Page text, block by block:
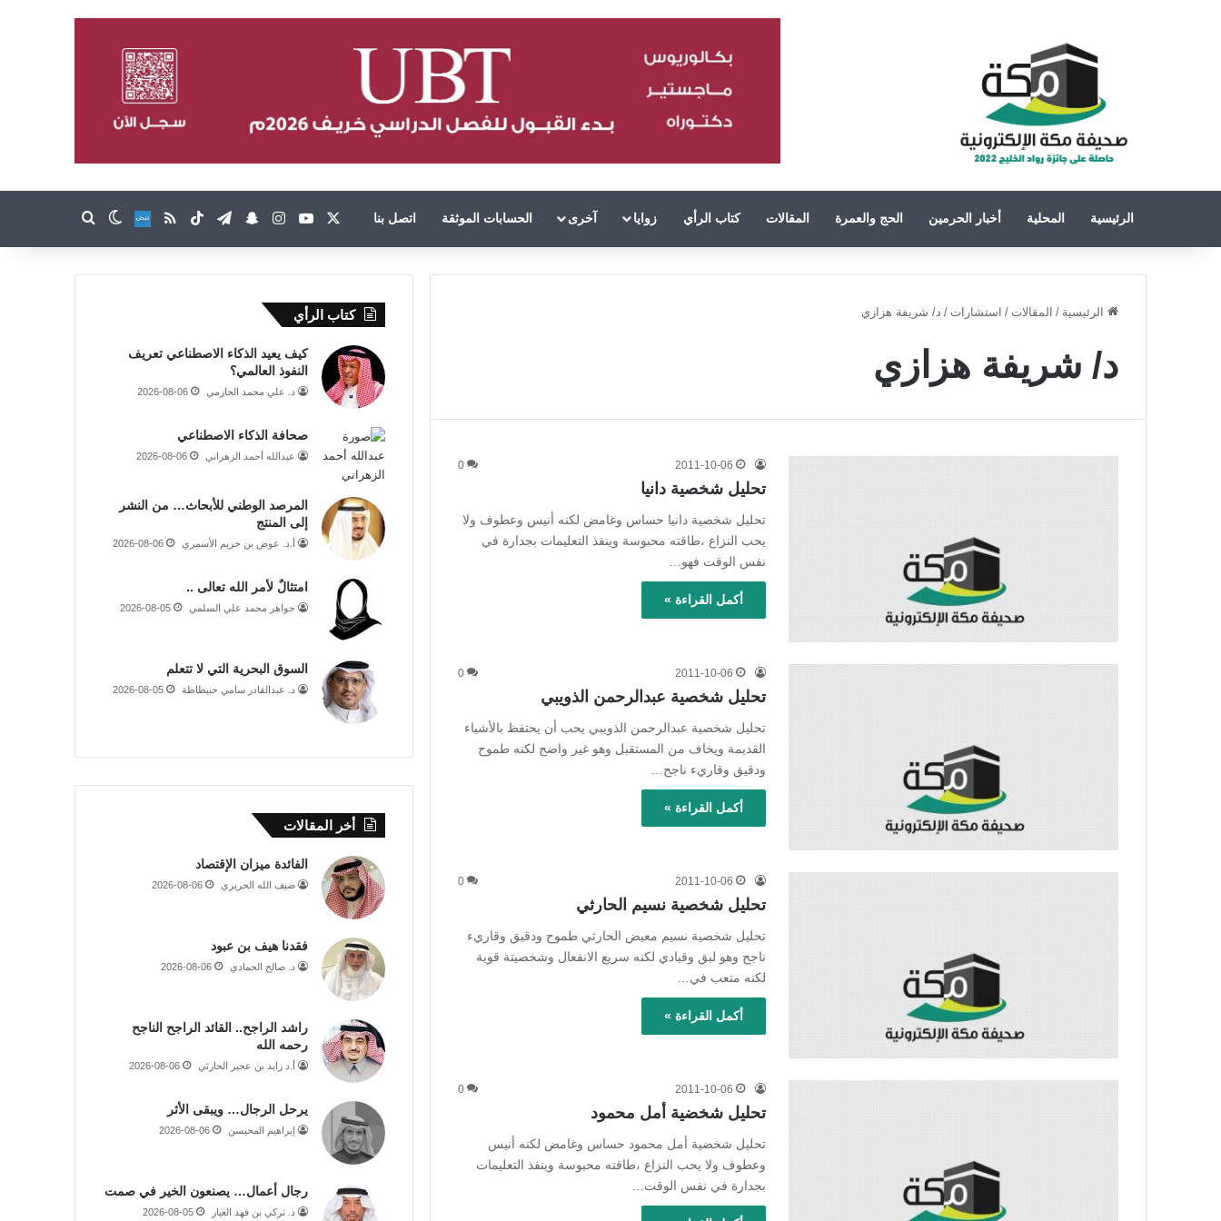
الرئيسية المحلية أخبار الحرمين الحج والعمرة المقالات كتاب الرأي زوايا آخرى الحسابات الموثقة اتصل بنا ‫YouTubeانستقرامسناب تشات
تيلقرام‫TikTokملخص الموقع RSS
نبض الوضع المظلم
الرئيسية / المقالات / استشارات / د/ شريفة هزازي
د/ شريفة هزازي
2011-10-06
0
تحليل شخصية دانيا
تحليل شخصية دانيا حساس وغامض لكنه أنيس وعطوف ولا
يحب النزاع ،طاقته محبوسة وينفذ التعليمات بجدارة في
نفس الوقت فهو…
أكمل القراءة »
2011-10-06
0
تحليل شخصية عبدالرحمن الذويبي
تحليل شخصية عبدالرحمن الذويبي يحب أن يحتفظ بالأشياء
القديمة ويخاف من المستقبل وهو غير واضح لكنه طموح
ودقيق وقاريء ناجح…
أكمل القراءة »
2011-10-06
0
تحليل شخصية نسيم الحارثي
تحليل شخصية نسيم معيض الحارثي طموح ودقيق وقاريء
ناجح وهو لبق وقيادي لكنه سريع الانفعال وشخصيتة قوية
لكنه متعب في…
أكمل القراءة »
2011-10-06
0
تحليل شخضية أمل محمود
تحليل شخضية أمل محمود حساس وغامض لكنه أنيس
وعطوف ولا يحب النزاع ،طاقته محبوسة وينفذ التعليمات
بجدارة في نفس الوقت…
كتاب الرأي
كيف يعيد الذكاء الاصطناعي تعريف
النفوذ العالمي؟
د. علي محمد الحازمي 2026-08-06
صحافة الذكاء الاصطناعي
عبدالله أحمد الزهراني 2026-08-06
المرصد الوطني للأبحاث… من النشر
إلى المنتج
أ.د. عوض بن خزيم الأسمري 2026-08-06
امتثالٌ لأمر الله تعالى ..
جواهر محمد علي السلمي 2026-08-05
السوق البحرية التي لا تتعلم
د. عبدالقادر سامي حنبظاظة 2026-08-05
أخر المقالات
الفائدة ميزان الإقتصاد
ضيف الله الحريري 2026-08-06
فقدنا هيف بن عبود
د. صالح الحمادي 2026-08-06
راشد الراجح.. القائد الراجح الناجح
رحمه الله
أ.د زايد بن عجير الحارثي 2026-08-06
يرحل الرجال… ويبقى الأثر
إبراهيم المحيسن 2026-08-06
رجال أعمال… يصنعون الخير في صمت
د. تركي بن فهد العيار 2026-08-05